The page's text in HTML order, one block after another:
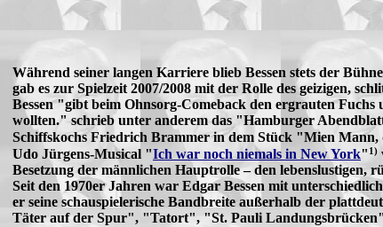
Während seiner langen Karriere blieb Bessen stets der
gab es zur Spielzeit 2007/2008 mit der Rolle des geizigen,
Bessen "gibt beim Ohnsorg-Comeback den ergrauten
wollten." schrieb unter anderem das "Hamburger
Schiffskochs Friedrich Brammer in dem Stück "Mien
Udo Jürgens-Musical "Ich war noch niemals in New York" 1)
Besetzung der männlichen Hauptrolle – den lebenslustigen,
Seit den 1970er Jahren war Edgar Bessen mit
er seine schauspielerische Bandbreite außerhalb der
Täter auf der Spur", "Tatort", "St. Pauli